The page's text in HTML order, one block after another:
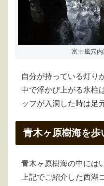
富士風穴
自分が持っている灯り
中で浮かび上がる氷柱
ッフが入洞した時は足
青木ヶ原樹海を歩
青木ヶ原樹海の中には
上記でご紹介した西湖